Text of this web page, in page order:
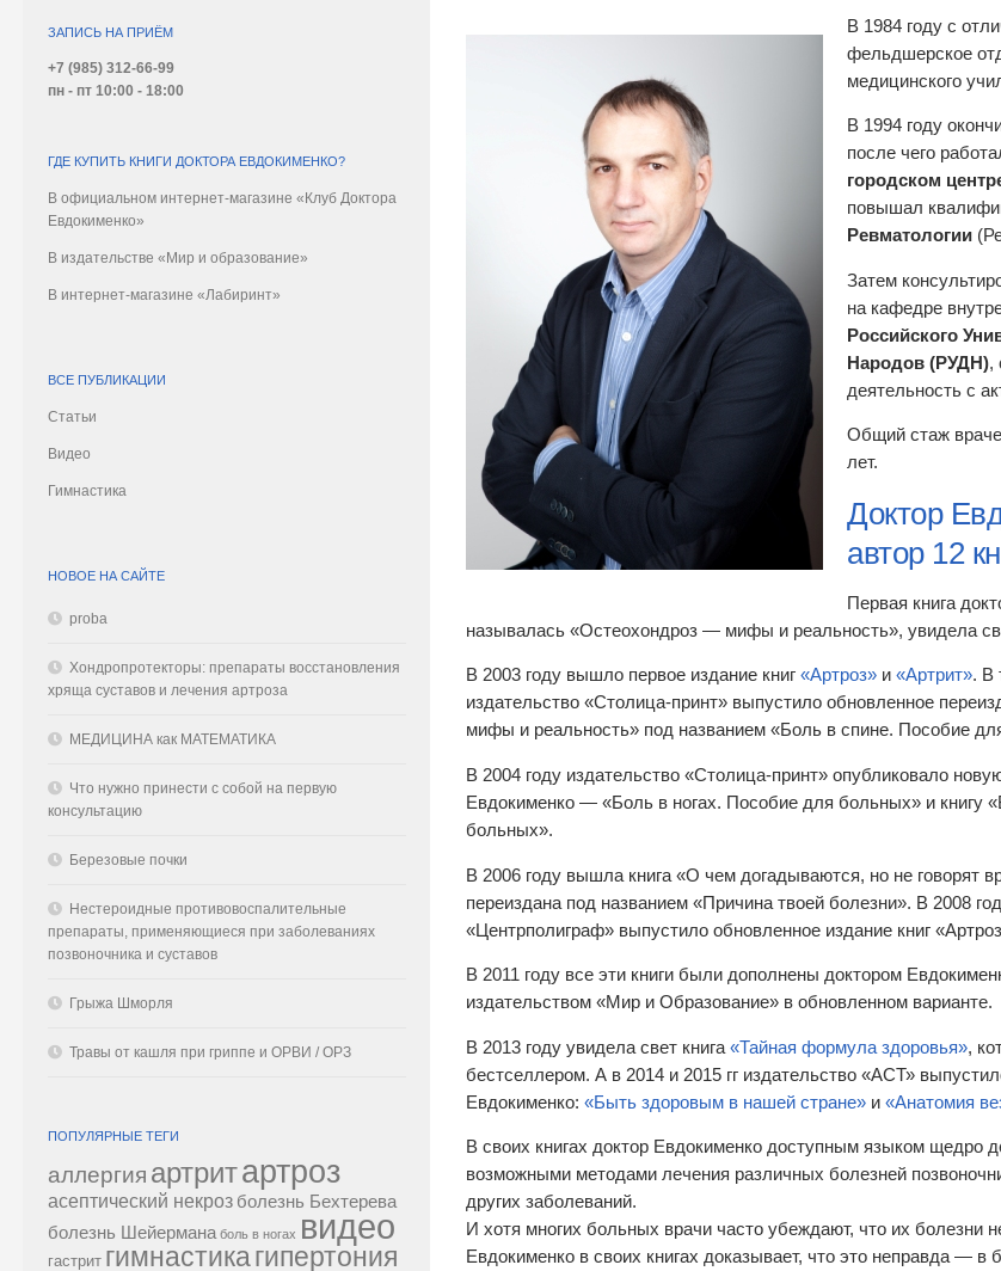
В 1984 году с
фельдшерское
медицинского
В 1994 году
после чего
городском
повышал
Ревматологии
Затем
на кафедре
Российского
Народов (РУДН),
деятельность с
Общий стаж
лет.
Доктор
автор 12
Первая книга
называлась «Остеохондроз — мифы и реальность», увидела
В 2003 году вышло первое издание книг «Артроз» и «Артрит». В
издательство «Столица-принт» выпустило обновленное
мифы и реальность» под названием «Боль в спине. Пособие
В 2004 году издательство «Столица-принт» опубликовало
Евдокименко — «Боль в ногах. Пособие для больных» и книгу
больных».
В 2006 году вышла книга «О чем догадываются, но не говорят
переиздана под названием «Причина твоей болезни». В 2008
«Центрполиграф» выпустило обновленное издание книг
В 2011 году все эти книги были дополнены доктором
издательством «Мир и Образование» в обновленном варианте.
В 2013 году увидела свет книга «Тайная формула здоровья»,
бестселлером. А в 2014 и 2015 гг издательство «АСТ»
Евдокименко: «Быть здоровым в нашей стране» и «Анатомия
В своих книгах доктор Евдокименко доступным языком щедро
возможными методами лечения различных болезней
других заболеваний.
И хотя многих больных врачи часто убеждают, что их болезни
Евдокименко в своих книгах доказывает, что это неправда — в
ЗАПИСЬ НА ПРИЁМ
+7 (985) 312-66-99
пн - пт 10:00 - 18:00
ГДЕ КУПИТЬ КНИГИ ДОКТОРА ЕВДОКИМЕНКО?
В официальном интернет-магазине «Клуб Доктора
Евдокименко»
В издательстве «Мир и образование»
В интернет-магазине «Лабиринт»
ВСЕ ПУБЛИКАЦИИ
Статьи
Видео
Гимнастика
НОВОЕ НА САЙТЕ
proba
Хондропротекторы: препараты восстановления
хряща суставов и лечения артроза
МЕДИЦИНА как МАТЕМАТИКА
Что нужно принести с собой на первую
консультацию
Березовые почки
Нестероидные противовоспалительные
препараты, применяющиеся при заболеваниях
позвоночника и суставов
Грыжа Шморля
Травы от кашля при гриппе и ОРВИ / ОРЗ
ПОПУЛЯРНЫЕ ТЕГИ
аллергия артритартроз
асептический некроз болезнь Бехтерева
болезнь Шейермана боль в ногах видео
гастрит гимнастикагипертония